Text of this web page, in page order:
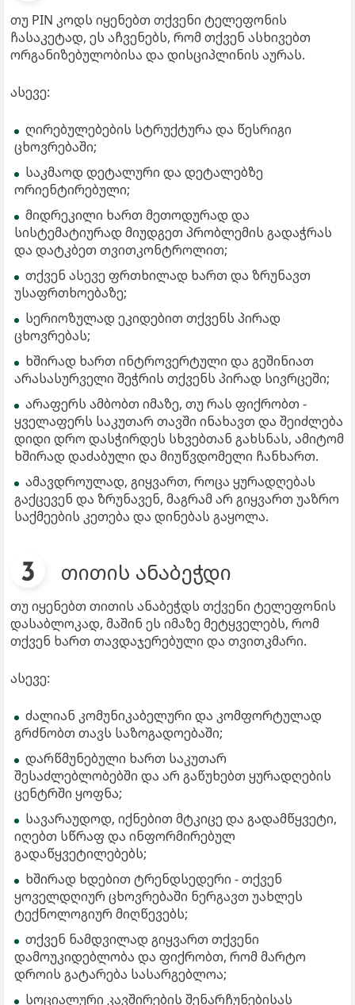
თუ PIN კოდს იყენებთ თქვენი ტელეფონის
ჩასაკეტად, ეს აჩვენებს, რომ თქვენ ასხივებთ
ორგანიზებულობისა და დისციპლინის აურას.
ასევე:
ღირებულებების სტრუქტურა და წესრიგი
ცხოვრებაში;
საკმაოდ დეტალური და დეტალებზე
ორიენტირებული;
მიდრეკილი ხართ მეთოდურად და
სისტემატიურად მიუდგეთ პრობლემის გადაჭრას
და დატკბეთ თვითკონტროლით;
თქვენ ასევე ფრთხილად ხართ და ზრუნავთ
უსაფრთხოებაზე;
სერიოზულად ეკიდებით თქვენს პირად
ცხოვრებას;
ხშირად ხართ ინტროვერტული და გეშინიათ
არასასურველი შეჭრის თქვენს პირად სივრცეში;
არაფერს ამბობთ იმაზე, თუ რას ფიქრობთ -
ყველაფერს საკუთარ თავში ინახავთ და შეიძლება
დიდი დრო დასჭირდეს სხვებთან გახსნას, ამიტომ
ხშირად დაძაბული და მიუწვდომელი ჩანხართ.
ამავდროულად, გიყვართ, როცა ყურადღებას
გაქცევენ და ზრუნავენ, მაგრამ არ გიყვართ უაზრო
საქმეების კეთება და დინებას გაყოლა.
თითის ანაბეჭდი
თუ იყენებთ თითის ანაბეჭდს თქვენი ტელეფონის
დასაბლოკად, მაშინ ეს იმაზე მეტყველებს, რომ
თქვენ ხართ თავდაჯერებული და თვითკმარი.
ასევე:
ძალიან კომუნიკაბელური და კომფორტულად
გრძნობთ თავს საზოგადოებაში;
დარწმუნებული ხართ საკუთარ
შესაძლებლობებში და არ გაწუხებთ ყურადღების
ცენტრში ყოფნა;
სავარაუდოდ, იქნებით მტკიცე და გადამწყვეტი,
იღებთ სწრაფ და ინფორმირებულ
გადაწყვეტილებებს;
ხშირად ხდებით ტრენდსედერი - თქვენ
ყოველდღიურ ცხოვრებაში ნერგავთ უახლეს
ტექნოლოგიურ მიღწევებს;
თქვენ ნამდვილად გიყვართ თქვენი
დამოუკიდებლობა და ფიქრობთ, რომ მარტო
დროის გატარება სასარგებლოა;
სოციალური კავშირების შენარჩუნებისას